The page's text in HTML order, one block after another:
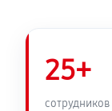
25+
сотрудников